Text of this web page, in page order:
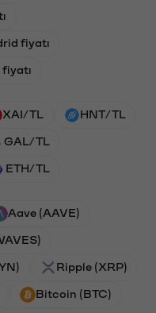
fiyatı
XAI/TL HNT/TL
GAL/TL
ETH/TL
Aave (AAVE)
Ripple (XRP)
Bitcoin (BTC)